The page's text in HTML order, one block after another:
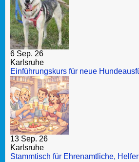
6 Sep. 26
Karlsruhe
Einführungskurs für neue
13 Sep. 26
Karlsruhe
Stammtisch für Ehrenamtliche,